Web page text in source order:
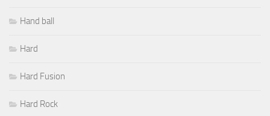
Hand ball
Hard
Hard Fusion
Hard Rock